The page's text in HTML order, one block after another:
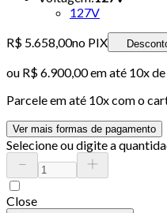
127V
R$ 5.658,00no PIX
ou R$ 6.900,00em até 10x
Parcele em até 10x com o
Ver mais formas de pagamento
Selecione ou digite a
Close